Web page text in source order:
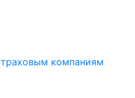
компаниям